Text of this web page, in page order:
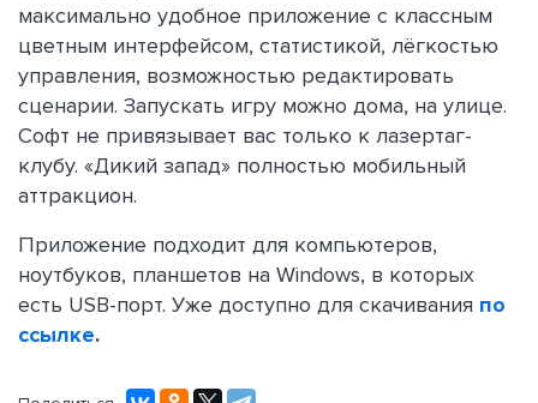
максимально удобное приложение с классным
цветным интерфейсом, статистикой, лёгкостью
управления, возможностью редактировать
сценарии. Запускать игру можно дома, на улице.
Софт не привязывает вас только к лазертаг-
клубу. «Дикий запад» полностью мобильный
аттракцион.
Приложение подходит для компьютеров,
ноутбуков, планшетов на Windows, в которых
есть USB-порт. Уже доступно для скачивания по
ссылке.